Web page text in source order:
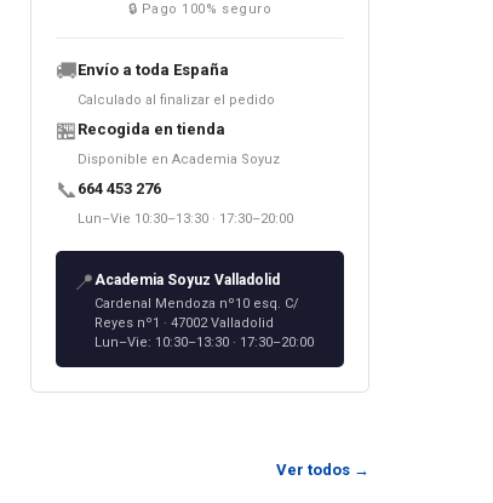
🔒 Pago 100% seguro
🚚Envío a toda España
Calculado al finalizar el pedido
🏪 Recogida en tienda
Disponible en Academia Soyuz
📞 664 453 276
Lun–Vie 10:30–13:30 · 17:30–20:00
📍Academia Soyuz Valladolid
Cardenal Mendoza nº10 esq. C/
Reyes nº1 · 47002 Valladolid
Lun–Vie: 10:30–13:30 · 17:30–20:00
Ver todos →